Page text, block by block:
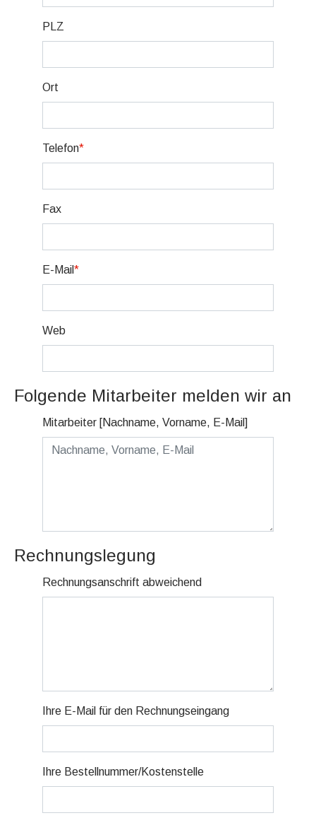
PLZ
Ort
Telefon*
Fax
E-Mail*
Web
Folgende Mitarbeiter melden wir an
Mitarbeiter [Nachname, Vorname, E-Mail]
Rechnungslegung
Rechnungsanschrift abweichend
Ihre E-Mail für den Rechnungseingang
Ihre Bestellnummer/Kostenstelle